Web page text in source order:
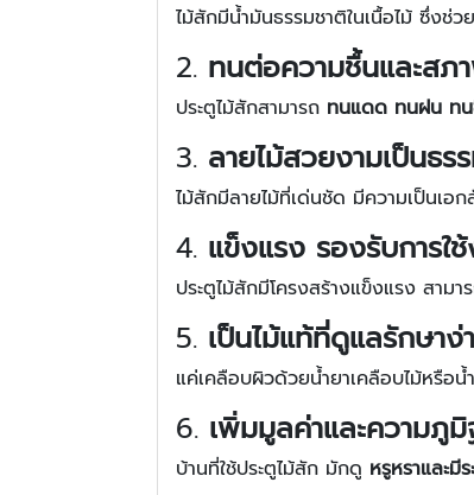
ไม้สักมีน้ำมันธรรมชาติในเนื้อไม้ ซึ่งช่วย
2. ทนต่อความชื้นและสภ
ประตูไม้สักสามารถ ทนแดด ทนฝน ท
3. ลายไม้สวยงามเป็นธร
ไม้สักมีลายไม้ที่เด่นชัด มีความเป็นเอ
4. แข็งแรง รองรับการใ
ประตูไม้สักมีโครงสร้างแข็งแรง สาม
5. เป็นไม้แท้ที่ดูแลรักษาง่
แค่เคลือบผิวด้วยน้ำยาเคลือบไม้หรือ
6. เพิ่มมูลค่าและความภูมิ
บ้านที่ใช้ประตูไม้สัก มักดู หรูหราและมี